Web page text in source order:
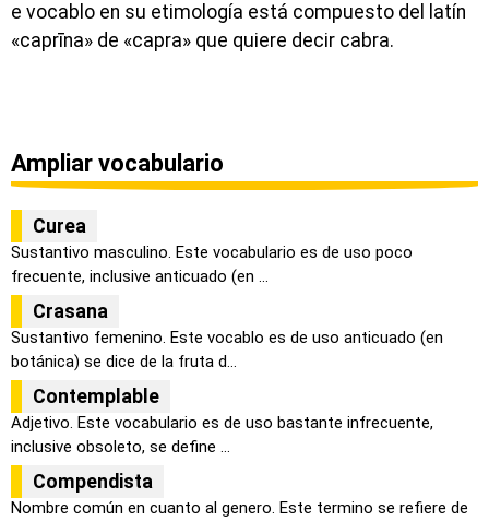
e vocablo en su etimología está compuesto del latín
«caprīna» de «capra» que quiere decir cabra.
Ampliar vocabulario
Curea
Sustantivo masculino. Este vocabulario es de uso poco
frecuente, inclusive anticuado (en ...
Crasana
Sustantivo femenino. Este vocablo es de uso anticuado (en
botánica) se dice de la fruta d...
Contemplable
Adjetivo. Este vocabulario es de uso bastante infrecuente,
inclusive obsoleto, se define ...
Compendista
Nombre común en cuanto al genero. Este termino se refiere de